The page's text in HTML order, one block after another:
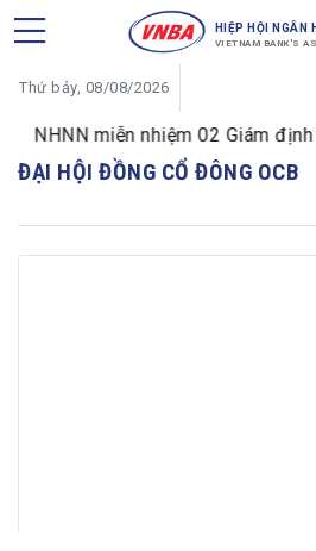
HIỆP HỘI NGÂN
VIETNAM BANK'S
Thứ bảy, 08/08/2026
NHNN miễn nhiệm 02 Giám
ĐẠI HỘI ĐỒNG CỔ ĐÔNG OCB